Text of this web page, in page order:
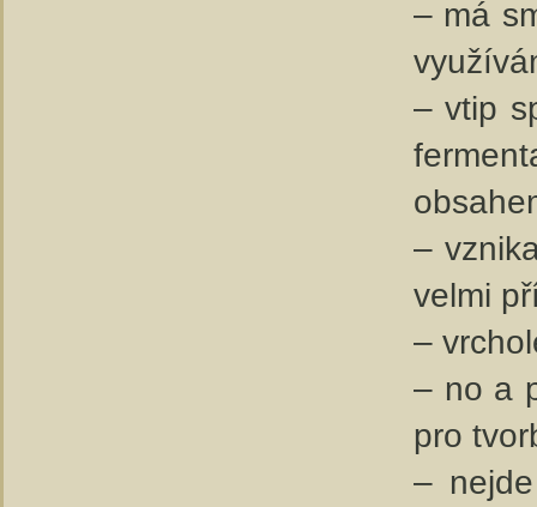
– má
– vtip
–
velmi
–
– no a
pro
–